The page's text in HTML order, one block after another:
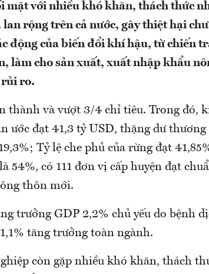
mặt với nhiều khó khăn, thách thức
rộng trên cả nước, gây thiệt hại
động của biến đổi khí hậu, từ chiến
làm cho sản xuất, xuất nhập khẩu
rủi ro.
thành và vượt 3/4 chỉ tiêu. Trong đó,
ước đạt 41,3 tỷ USD, thặng dư
Tỷ lệ che phủ của rừng đạt
54%, có 111 đơn vị cấp huyện đạt
thôn mới.
trưởng GDP 2,2% chủ yếu do bệnh
tăng trưởng toàn ngành.
còn gặp nhiều khó khăn, thách